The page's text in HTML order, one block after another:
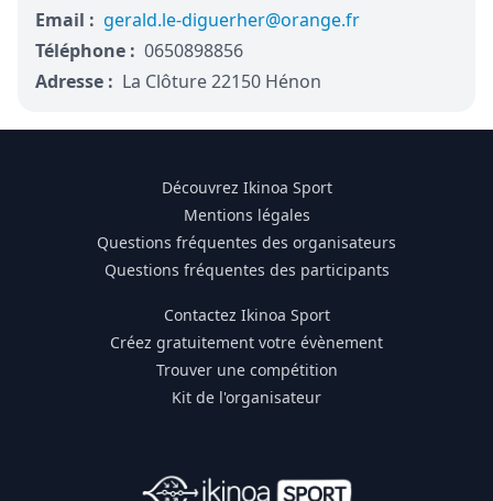
Email : gerald.le-diguerher@orange.fr
Téléphone : 0650898856
Adresse : La Clôture 22150 Hénon
Découvrez Ikinoa Sport
Mentions légales
Questions fréquentes des organisateurs
Questions fréquentes des participants
Contactez Ikinoa Sport
Créez gratuitement votre évènement
Trouver une compétition
Kit de l'organisateur